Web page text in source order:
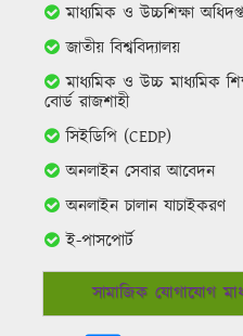
মাধ্যমিক ও উচ্চশিক্ষা
জাতীয় বিশ্ববিদ্যালয়
মাধ্যমিক ও উচ্চ মাধ্যমিক
বোর্ড রাজশাহী
সিইডিপি (CEDP)
অনলাইন সেবার আবেদন
অনলাইন চালান যাচাইকরণ
ই-পাসপোর্ট
সামাজিক যোগাযোগ